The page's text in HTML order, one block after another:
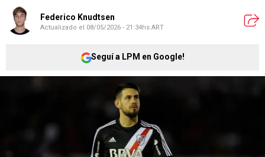
Federico Knudtsen
Actualizado el 08/05/2026 - 21:34hs ART
Seguí a LPM en Google!